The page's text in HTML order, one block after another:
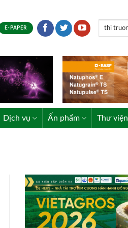
E-PAPER
Dịch vụ Ấn phẩm Thư viện